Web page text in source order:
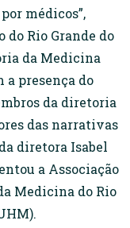
médicos”,
Rio Grande do
da Medicina
a presença do
da diretoria
das narrativas
diretora Isabel
a Associação
Medicina do Rio